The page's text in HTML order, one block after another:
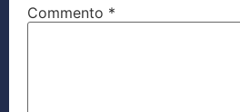
Commento *